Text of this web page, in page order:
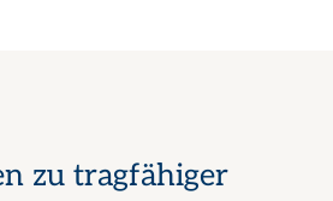
zu tragfähiger